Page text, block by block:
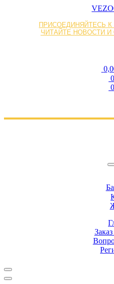
ПРИСОЕДИНЯЙТЕСЬ
ЧИТАЙТЕ НОВОСТИ
0
0